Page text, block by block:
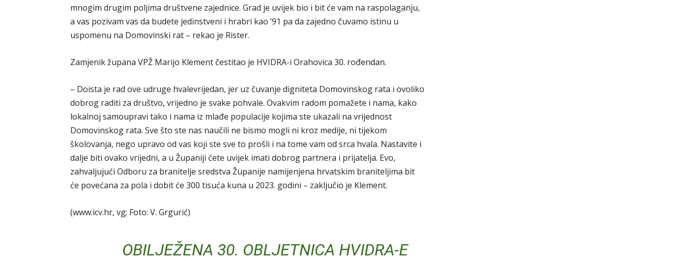
mnogim drugim poljima društvene zajednice. Grad je uvijek bio i bit će vam na raspolaganju,
a vas pozivam vas da budete jedinstveni i hrabri kao ’91 pa da zajedno čuvamo istinu u
uspomenu na Domovinski rat – rekao je Rister.
Zamjenik župana VPŽ Marijo Klement čestitao je HVIDRA-i Orahovica 30. rođendan.
– Doista je rad ove udruge hvalevrijedan, jer uz čuvanje digniteta Domovinskog rata i ovoliko
dobrog raditi za društvo, vrijedno je svake pohvale. Ovakvim radom pomažete i nama, kako
lokalnoj samoupravi tako i nama iz mlađe populacije kojima ste ukazali na vrijednost
Domovinskog rata. Sve što ste nas naučili ne bismo mogli ni kroz medije, ni tijekom
školovanja, nego upravo od vas koji ste sve to prošli i na tome vam od srca hvala. Nastavite i
dalje biti ovako vrijedni, a u Županiji ćete uvijek imati dobrog partnera i prijatelja. Evo,
zahvaljujući Odboru za branitelje sredstva Županije namijenjena hrvatskim braniteljima bit
će povećana za pola i dobit će 300 tisuća kuna u 2023. godini – zaključio je Klement.
(www.icv.hr, vg; Foto: V. Grgurić)
OBILJEŽENA 30. OBLJETNICA HVIDRA-E